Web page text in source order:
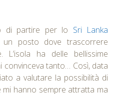
di partire per lo Sri Lanka
posto dove trascorrere
ha delle bellissime
convinceva tanto… Così, data
a valutare la possibilità di
hanno sempre attratta ma